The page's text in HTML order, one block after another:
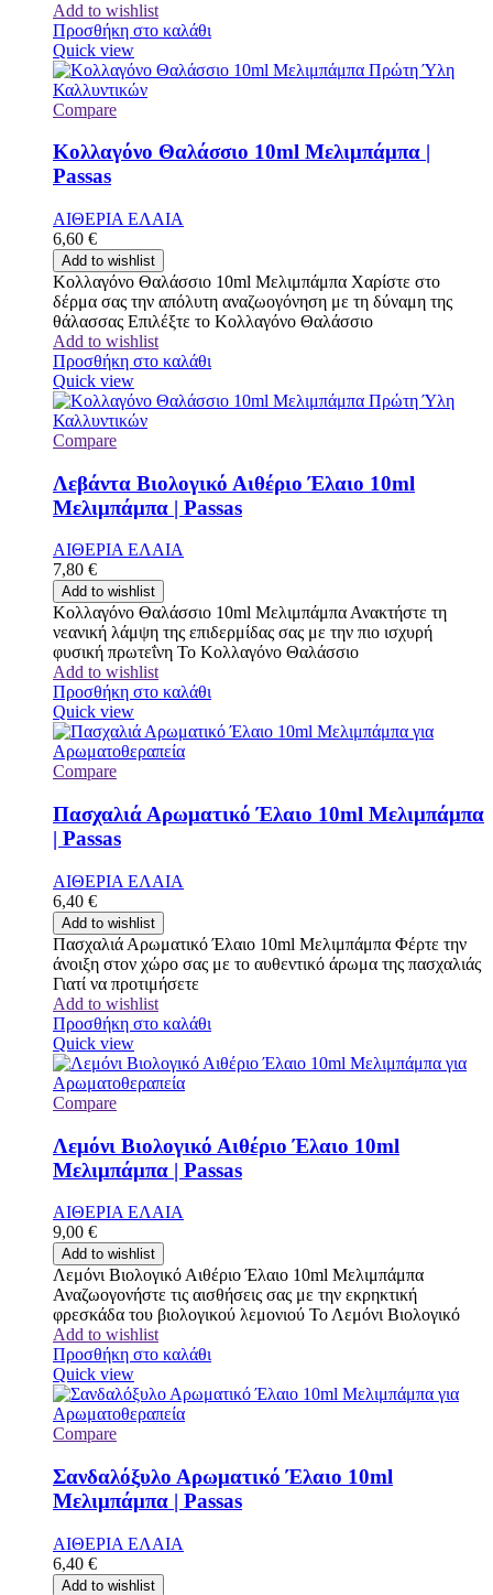
Add to wishlist
Προσθήκη στο καλάθι
Quick view
Compare
Κολλαγόνο Θαλάσσιο 10ml Μελιμπάμπα |
Passas
ΑΙΘΕΡΙΑ ΕΛΑΙΑ
6,60 €
Add to wishlist
Κολλαγόνο Θαλάσσιο 10ml Μελιμπάμπα Χαρίστε στο
δέρμα σας την απόλυτη αναζωογόνηση με τη δύναμη της
θάλασσας Επιλέξτε το Κολλαγόνο Θαλάσσιο
Add to wishlist
Προσθήκη στο καλάθι
Quick view
Compare
Λεβάντα Βιολογικό Αιθέριο Έλαιο 10ml
Μελιμπάμπα | Passas
ΑΙΘΕΡΙΑ ΕΛΑΙΑ
7,80 €
Add to wishlist
Κολλαγόνο Θαλάσσιο 10ml Μελιμπάμπα Ανακτήστε τη
νεανική λάμψη της επιδερμίδας σας με την πιο ισχυρή
φυσική πρωτεΐνη Το Κολλαγόνο Θαλάσσιο
Add to wishlist
Προσθήκη στο καλάθι
Quick view
Compare
Πασχαλιά Αρωματικό Έλαιο 10ml Μελιμπάμπα
| Passas
ΑΙΘΕΡΙΑ ΕΛΑΙΑ
6,40 €
Add to wishlist
Πασχαλιά Αρωματικό Έλαιο 10ml Μελιμπάμπα Φέρτε την
άνοιξη στον χώρο σας με το αυθεντικό άρωμα της πασχαλιάς
Γιατί να προτιμήσετε
Add to wishlist
Προσθήκη στο καλάθι
Quick view
Compare
Λεμόνι Βιολογικό Αιθέριο Έλαιο 10ml
Μελιμπάμπα | Passas
ΑΙΘΕΡΙΑ ΕΛΑΙΑ
9,00 €
Add to wishlist
Λεμόνι Βιολογικό Αιθέριο Έλαιο 10ml Μελιμπάμπα
Αναζωογονήστε τις αισθήσεις σας με την εκρηκτική
φρεσκάδα του βιολογικού λεμονιού Το Λεμόνι Βιολογικό
Add to wishlist
Προσθήκη στο καλάθι
Quick view
Compare
Σανδαλόξυλο Αρωματικό Έλαιο 10ml
Μελιμπάμπα | Passas
ΑΙΘΕΡΙΑ ΕΛΑΙΑ
6,40 €
Add to wishlist